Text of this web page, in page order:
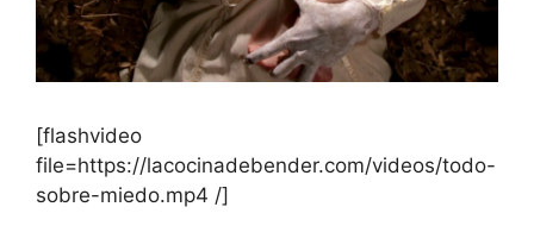
[flashvideo
file=https://lacocinadebender.com/videos/todo-
sobre-miedo.mp4 /]